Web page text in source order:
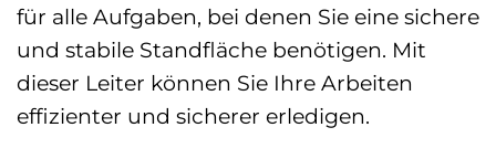
für alle Aufgaben, bei denen Sie eine sichere
und stabile Standfläche benötigen. Mit
dieser Leiter können Sie Ihre Arbeiten
effizienter und sicherer erledigen.